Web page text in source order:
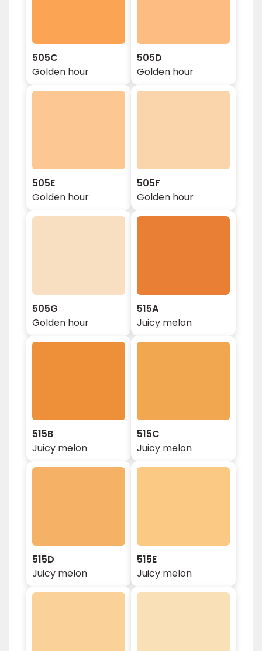
505C
Golden hour
505D
Golden hour
505E
Golden hour
505F
Golden hour
505G
Golden hour
515A
Juicy melon
515B
Juicy melon
515C
Juicy melon
515D
Juicy melon
515E
Juicy melon